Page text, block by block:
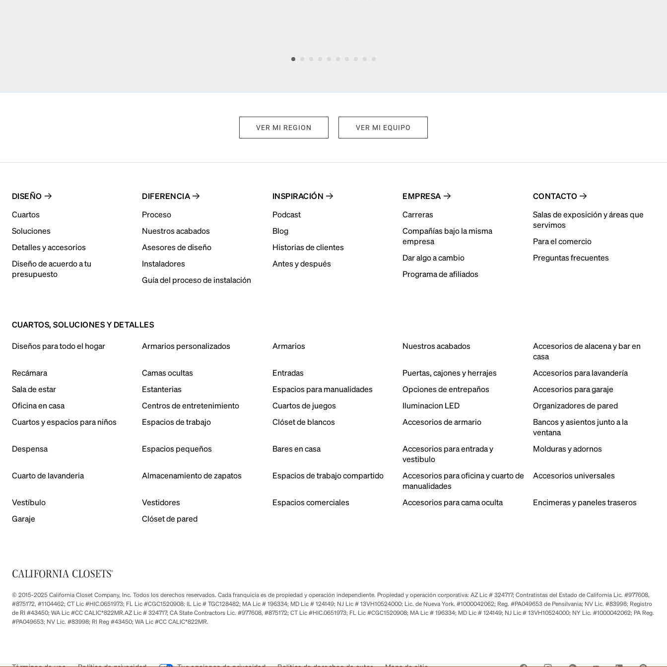
VER MI REGION VER MI EQUIPO
DISEÑO
Cuartos
Soluciones
Detalles y accesorios
Diseño de acuerdo a tu
presupuesto
DIFERENCIA
Proceso
Nuestros acabados
Asesores de diseño
Instaladores
Guía del proceso de instalación
INSPIRACIÓN
Podcast
Blog
Historias de clientes
Antes y después
EMPRESA
Carreras
Compañías bajo la misma
empresa
Dar algo a cambio
Programa de afiliados
CONTACTO
Salas de exposición y áreas que
servimos
Para el comercio
Preguntas frecuentes
CUARTOS, SOLUCIONES Y DETALLES
Diseños para todo el hogar Armarios personalizados Armarios Nuestros acabados
Accesorios de alacena y bar en
casa
Recámara
Camas ocultas Entradas Puertas, cajones y herrajes
Accesorios para lavandería
Sala de estar
Estanterias Espacios para manualidades Opciones de entrepaños
Accesorios para garaje
Oficina en casa
Centros de entretenimiento Cuartos de juegos Iluminacion LED
Organizadores de pared
Cuartos y espacios para niños
Espacios de trabajo Clóset de blancos Accesorios de armario
Bancos y asientos junto a la
ventana
Despensa
Espacios pequeños Bares en casa
Accesorios para entrada y
vestibulo
Molduras y adornos
Cuarto de lavanderia Almacenamiento de zapatos Espacios de trabajo compartido
Accesorios para oficina y cuarto de
manualidades
Accesorios universales
Vestíbulo Vestidores Espacios comerciales Accesorios para cama oculta
Encimeras y paneles traseros
Garaje
Clóset de pared
© 2015-2025 California Closet Company, Inc. Todos los derechos reservados. Cada franquicia es de propiedad y operación independiente. Propiedad y operación corporativa: AZ Lic # 324717; Contratistas del Estado de California Lic. #977608,
#875172, #1104462; CT Lic #HIC.0651973; FL Lic #CGC1520908; IL Lic # TGC128482; MA Lic # 196334; MD Lic # 124149; NJ Lic # 13VH10524000; Lic. de Nueva York. #1000042062; Reg. #PA049653 de Pensilvania; NV Lic. #83998; Registro
de RI #43450; WA Lic #CC CALIC*822MR.AZ Lic # 324717; CA State Contractors Lic. #977608, #875172; CT Lic #HIC.0651973; FL Lic #CGC1520908; MA Lic # 196334; MD Lic # 124149; NJ Lic # 13VH10524000; NY Lic. #1000042062; PA Reg.
#PA049653; NV Lic. #83998; RI Reg #43450; WA Lic #CC CALIC*822MR.